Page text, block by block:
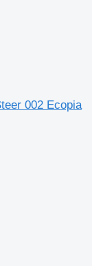
002 Ecopia